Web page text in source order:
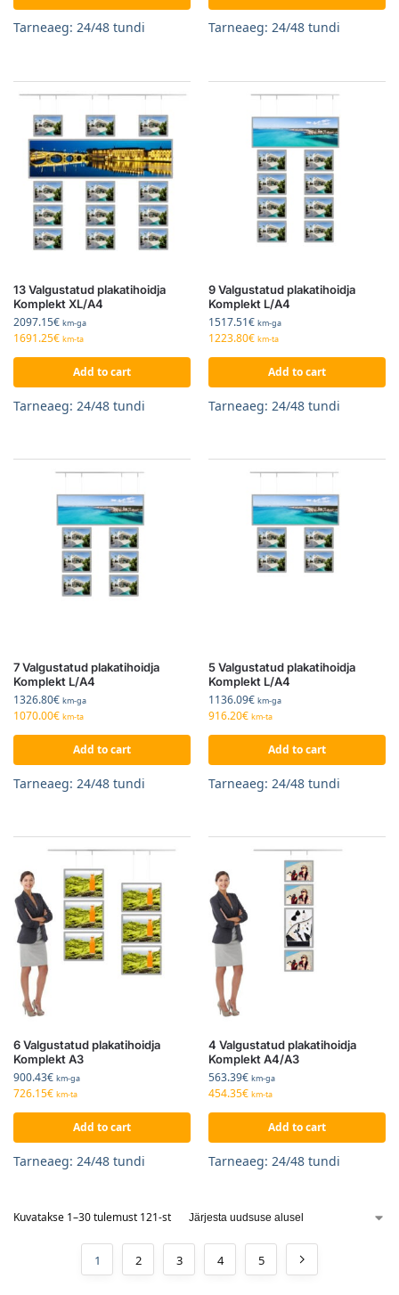
Tarneaeg: 24/48 tundi Tarneaeg: 24/48 tundi
13 Valgustatud plakatihoidja
Komplekt XL/A4
2097.15€ km-ga
1691.25€ km-ta
Add to cart
Tarneaeg: 24/48 tundi
9 Valgustatud plakatihoidja
Komplekt L/A4
1517.51€ km-ga
1223.80€ km-ta
Add to cart
Tarneaeg: 24/48 tundi
7 Valgustatud plakatihoidja
Komplekt L/A4
1326.80€ km-ga
1070.00€ km-ta
Add to cart
Tarneaeg: 24/48 tundi
5 Valgustatud plakatihoidja
Komplekt L/A4
1136.09€ km-ga
916.20€ km-ta
Add to cart
Tarneaeg: 24/48 tundi
6 Valgustatud plakatihoidja
Komplekt A3
900.43€ km-ga
726.15€ km-ta
Add to cart
Tarneaeg: 24/48 tundi
4 Valgustatud plakatihoidja
Komplekt A4/A3
563.39€ km-ga
454.35€ km-ta
Add to cart
Tarneaeg: 24/48 tundi
Kuvatakse 1–30 tulemust 121-st
1 2 3 4 5